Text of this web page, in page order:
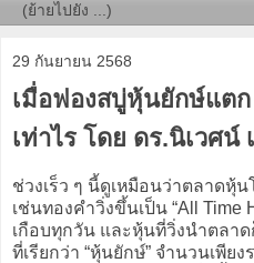
29 กันยายน 2568
เมื่อฟองสบู่หุ้นยักษ์แต
เท่าไร โดย ดร.นิเวศน์
ช่วงเร็ว ๆ นี้ดูเหมือนว่าตลาดหุ้
เช่นทองคำวิ่งขึ้นเป็น “All Time
เกือบทุกวัน และหุ้นที่วิ่งนำตลา
ที่เรียกว่า “หุ้นยักษ์” จำนวนเพี